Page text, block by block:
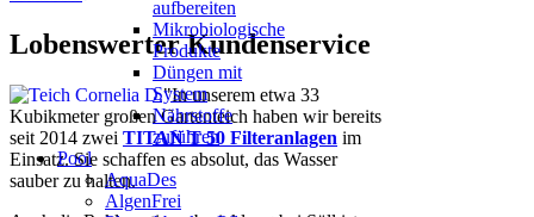
aufbereiten
Mikrobiologische
Produkte
Düngen mit
System
Nährstoffe
zuführen
Pool
AquaDes
AlgenFrei
Lobenswerter Kundenservice
"In unserem etwa 33
Kubikmeter großen Gartenteich haben wir bereits
seit 2014 zwei TITAN T 50 Filteranlagen im
Einsatz. Sie schaffen es absolut, das Wasser
sauber zu halten.